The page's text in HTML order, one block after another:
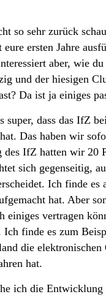
so sehr zurück
eure ersten Jahre
aber, wie
und der hiesigen
Da ist ja einiges
super, dass das IfZ
Das haben wir
des IfZ hatten wir 20
sich gegenseitig,
Ich finde es
hat. Aber
einiges vertragen
finde es zum
die elektronischen
hat.
ich die Entwicklung